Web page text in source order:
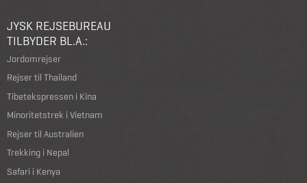
JYSK REJSEBUREAU
TILBYDER BL.A.:
Jordomrejser
Rejser til Thailand
Tibetekspressen i Kina
Minoritetstrek i Vietnam
Rejser til Australien
Trekking i Nepal
Safari i Kenya